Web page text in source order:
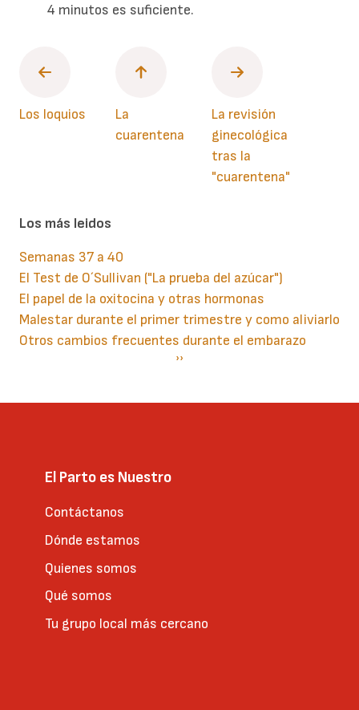
4 minutos es suficiente.
Los loquios
La
cuarentena
La revisión
ginecológica
tras la
"cuarentena"
Los más leidos
Semanas 37 a 40
El Test de O´Sullivan ("La prueba del azúcar")
El papel de la oxitocina y otras hormonas
Malestar durante el primer trimestre y como aliviarlo
Otros cambios frecuentes durante el embarazo
Siguiente
››
El Parto es Nuestro
Contáctanos
Dónde estamos
Quienes somos
Qué somos
Tu grupo local más cercano